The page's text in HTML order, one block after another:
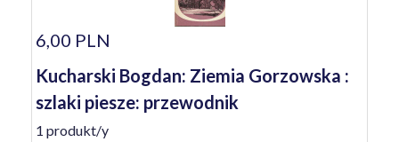
6,00 PLN
Kucharski Bogdan: Ziemia Gorzowska :
szlaki piesze: przewodnik
1 produkt/y